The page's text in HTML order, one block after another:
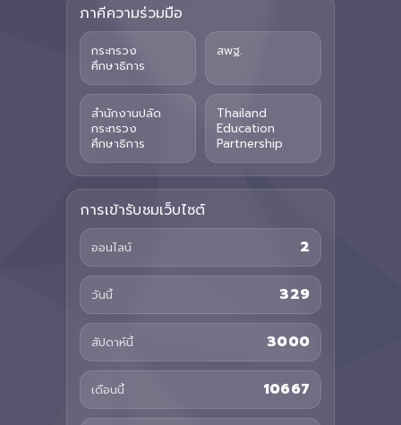
ภาคีความร่วมมือ
กระทรวง
ศึกษาธิการ
สพฐ.
สำนักงานปลัด
กระทรวง
ศึกษาธิการ
Thailand
Education
Partnership
การเข้ารับชมเว็บไซต์
ออนไลน์ 2
วันนี้ 329
สัปดาห์นี้ 3000
เดือนนี้ 10667